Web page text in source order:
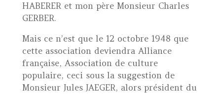
HABERER et mon père Monsieur Charles
GERBER.
Mais ce n’est que le 12 octobre 1948 que
cette association deviendra Alliance
française, Association de culture
populaire, ceci sous la suggestion de
Monsieur Jules JAEGER, alors président du